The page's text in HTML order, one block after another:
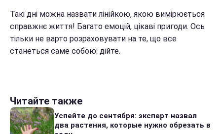
Такі дні можна назвати лінійкою, якою вимірюється
справжнє життя! Багато емоцій, цікаві пригоди. Ось
тільки не варто розраховувати на те, що все
станеться саме собою: дійте.
Читайте также
Успейте до сентября: эксперт назвал
два растения, которые нужно обрезать в